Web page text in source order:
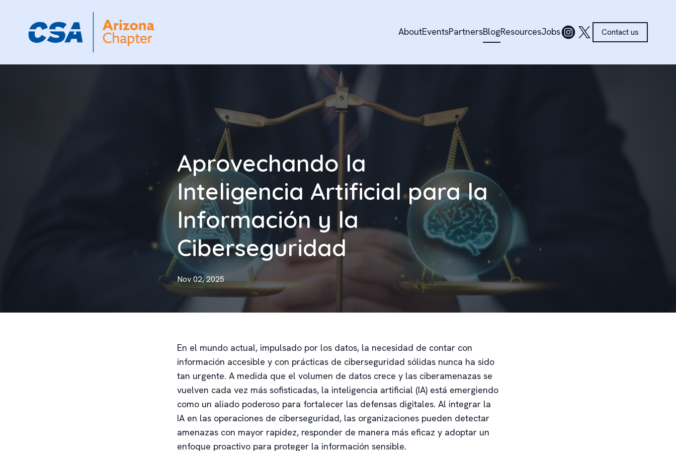
AboutEventsPartnersBlogResourcesJobs Contact us
Aprovechando la
Inteligencia Artificial para la
Información y la
Ciberseguridad
Nov 02, 2025
En el mundo actual, impulsado por los datos, la necesidad de contar con
información accesible y con prácticas de ciberseguridad sólidas nunca ha sido
tan urgente. A medida que el volumen de datos crece y las ciberamenazas se
vuelven cada vez más sofisticadas, la inteligencia artificial (IA) está emergiendo
como un aliado poderoso para fortalecer las defensas digitales. Al integrar la
IA en las operaciones de ciberseguridad, las organizaciones pueden detectar
amenazas con mayor rapidez, responder de manera más eficaz y adoptar un
enfoque proactivo para proteger la información sensible.